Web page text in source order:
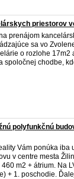
priestorov
prenájom
sa vo
o rozlohe
spoločnej chodbe,
polyfunkčnú
Vám ponúka
v centre mesta
m2 + átrium. Na
+ 1. poschodie.